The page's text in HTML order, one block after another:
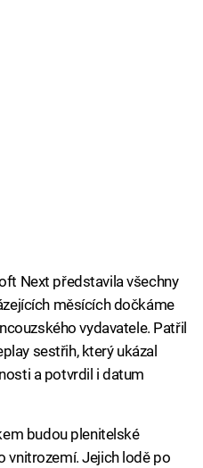
Next představila všechny
měsících dočkáme
vydavatele. Patřil
sestřih, který ukázal
a potvrdil i datum
budou plenitelské
vnitrozemí. Jejich lodě po